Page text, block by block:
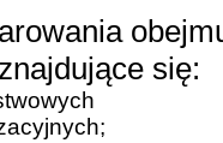
się: